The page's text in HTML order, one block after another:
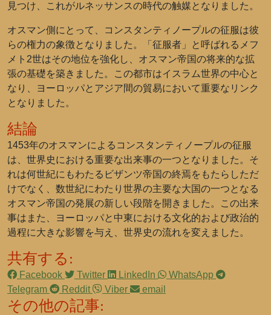
見つけ、これがルネッサンスの時代の触媒となりました。
オスマン側にとって、コンスタンティノープルの征服は彼
らの権力の象徴となりました。「征服者」と呼ばれるメフ
メト2世はその地位を強化し、オスマン帝国の将来的な拡
張の基礎を築きました。この都市はイスラム世界の中心と
なり、ヨーロッパとアジア間の貿易において重要なリンク
となりました。
結論
1453年のオスマンによるコンスタンティノープルの征服
は、世界史における重要な出来事の一つとなりました。そ
れは何世紀にもわたるビザンツ帝国の終焉をもたらしただ
けでなく、数世紀にわたり世界の主要な大国の一つとなる
オスマン帝国の発展の新しい段階を開きました。この出来
事はまた、ヨーロッパと中東における文化的および政治的
過程に大きな影響を与え、世界史の流れを変えました。
共有する:
Facebook Twitter LinkedIn
WhatsApp
Telegram
Reddit Viber email
その他の記事: